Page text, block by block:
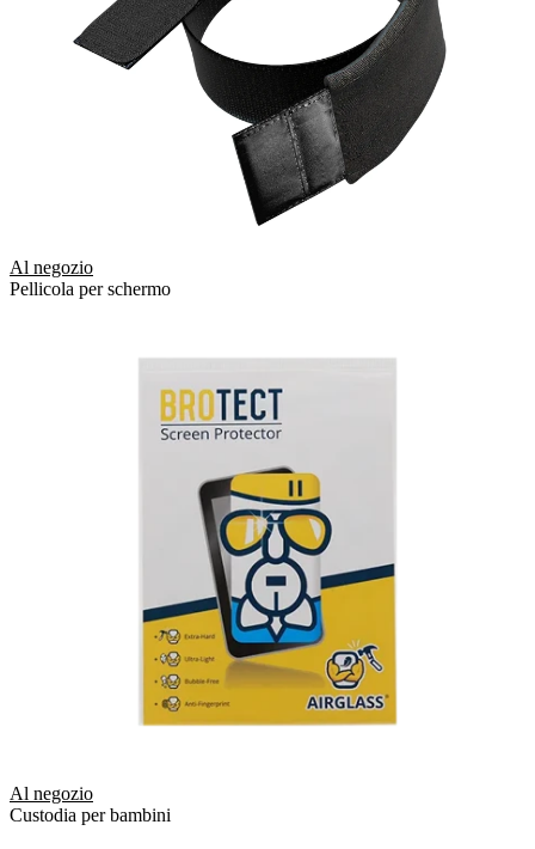
Al negozio
Pellicola per schermo
Al negozio
Custodia per bambini